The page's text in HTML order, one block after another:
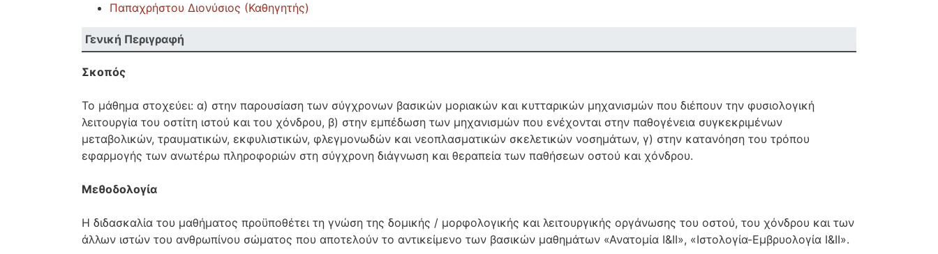
Παπαχρήστου Διονύσιος (Καθηγητής)
Γενική Περιγραφή
Σκοπός
Το μάθημα στοχεύει: α) στην παρουσίαση των σύγχρονων βασικών μοριακών και κυτταρικών μηχανισμών που διέπουν την φυσιολογική
λειτουργία του οστίτη ιστού και του χόνδρου, β) στην εμπέδωση των μηχανισμών που ενέχονται στην παθογένεια συγκεκριμένων
μεταβολικών, τραυματικών, εκφυλιστικών, φλεγμονωδών και νεοπλασματικών σκελετικών νοσημάτων, γ) στην κατανόηση του τρόπου
εφαρμογής των ανωτέρω πληροφοριών στη σύγχρονη διάγνωση και θεραπεία των παθήσεων οστού και χόνδρου.
Μεθοδολογία
Η διδασκαλία του μαθήματος προϋποθέτει τη γνώση της δομικής / μορφολογικής και λειτουργικής οργάνωσης του οστού, του χόνδρου και των
άλλων ιστών του ανθρωπίνου σώματος που αποτελούν το αντικείμενο των βασικών μαθημάτων «Ανατομία Ι&ΙΙ», «Ιστολογία-Εμβρυολογία Ι&ΙΙ».